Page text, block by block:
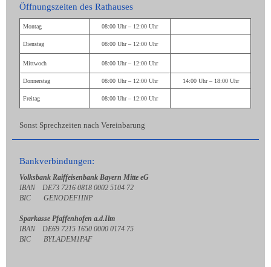
Öffnungszeiten des Rathauses
Montag 08:00 Uhr – 12:00 Uhr
Dienstag 08:00 Uhr – 12:00 Uhr
Mittwoch 08:00 Uhr – 12:00 Uhr
Donnerstag 08:00 Uhr – 12:00 Uhr 14:00 Uhr – 18:00 Uhr
Freitag 08:00 Uhr – 12:00 Uhr
Sonst Sprechzeiten nach Vereinbarung
Bankverbindungen:
Volksbank Raiffeisenbank Bayern Mitte eG
IBAN DE73 7216 0818 0002 5104 72
BIC GENODEF1INP
Sparkasse Pfaffenhofen a.d.Ilm
IBAN DE69 7215 1650 0000 0174 75
BIC BYLADEM1PAF